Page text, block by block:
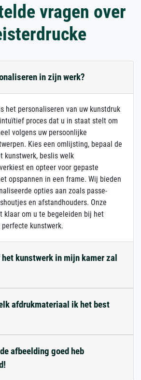
vragen over
in zijn werk?
het personaliseren van uw kunstdruk
proces dat u in staat stelt om
volgens uw persoonlijke
Kies een omlijsting, bepaal de
kunstwerk, beslis welk
en opteer voor gepaste
opspannen in een frame. Wij bieden
opties aan zoals passe-
en afstandhouders. Onze
klaar om u te begeleiden bij het
kunstwerk.
kunstwerk in mijn kamer zal
afdrukmateriaal ik het best
afbeelding goed heb